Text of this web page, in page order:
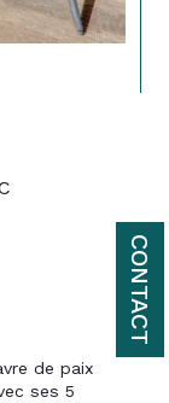
CONTACT
de paix
ses 5